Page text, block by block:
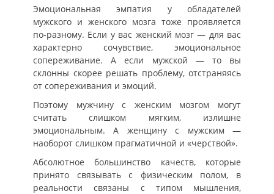
Эмоциональная эмпатия у обладателей
мужского и женского мозга тоже проявляется
по-разному. Если у вас женский мозг — для вас
характерно сочувствие, эмоциональное
сопереживание. А если мужской — то вы
склонны скорее решать проблему, отстраняясь
от сопереживания и эмоций.
Поэтому мужчину с женским мозгом могут
считать слишком мягким, излишне
эмоциональным. А женщину с мужским —
наоборот слишком прагматичной и «черствой».
Абсолютное большинство качеств, которые
принято связывать с физическим полом, в
реальности связаны с типом мышления,